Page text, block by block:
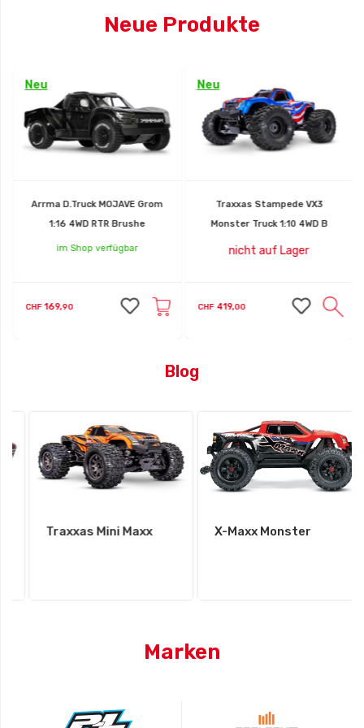
Neue Produkte
Neu
Arrma D.Truck MOJAVE Grom
1:16 4WD RTR Brushe
im Shop verfügbar
CHF169,90
Neu
Traxxas Stampede VX3
Monster Truck 1:10 4WD B
nicht auf Lager
CHF419,00
Blog
Traxxas Mini Maxx X-Maxx Monster
Marken